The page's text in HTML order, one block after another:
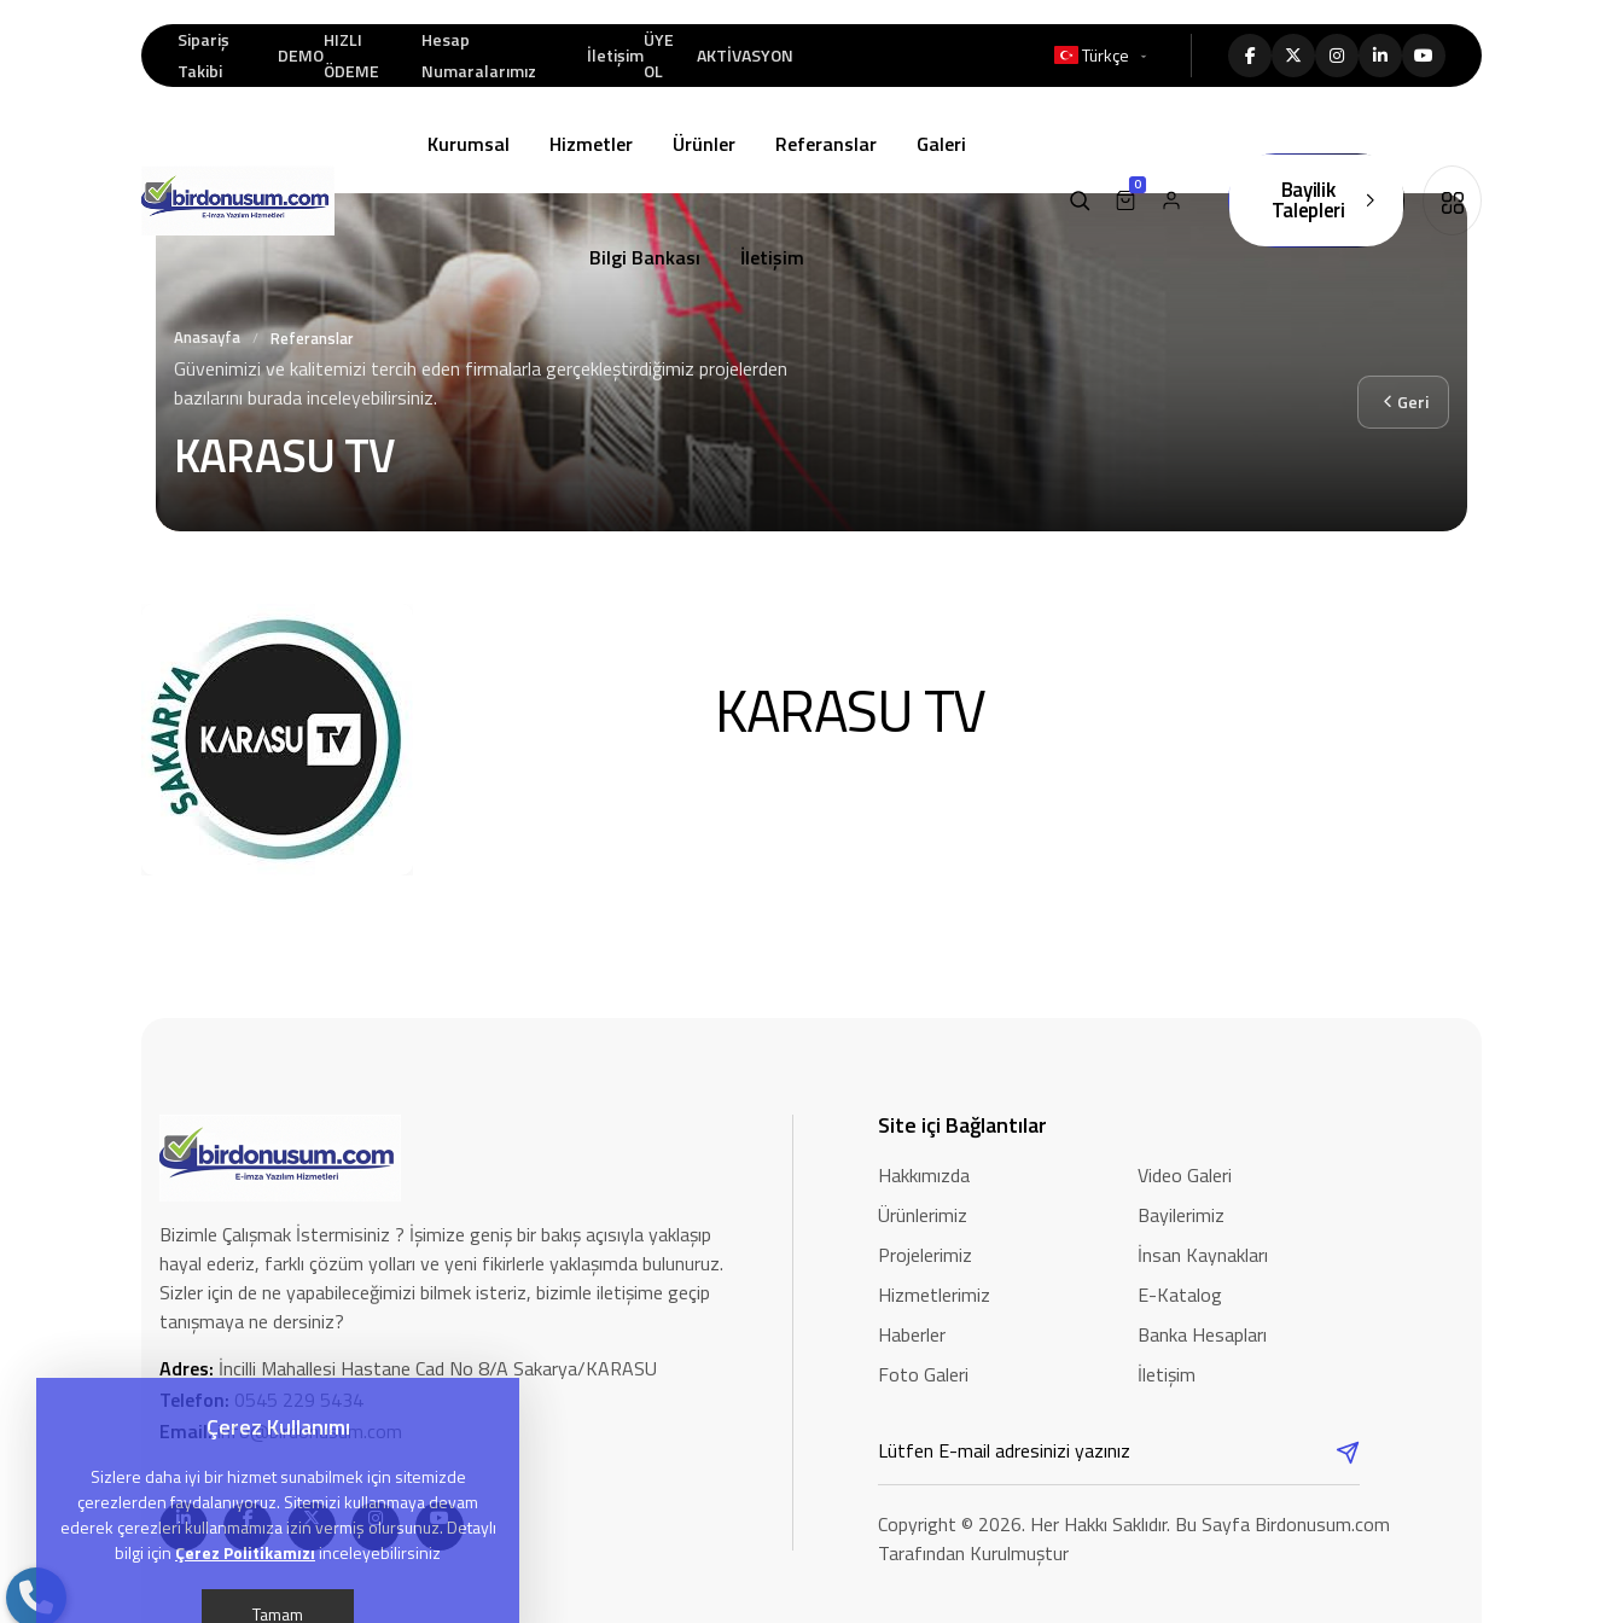
Sipariş
Takibi
DEMO
HIZLI
ÖDEME
Hesap
Numaralarımız
İletişim
ÜYE
OL
AKTİVASYON Türkçe
Kurumsal Hizmetler Ürünler Referanslar Galeri
Bilgi Bankası İletişim
0 Bayilik
Talepleri
KARASU TV
Güvenimizi ve kalitemizi tercih eden firmalarla gerçekleştirdiğimiz projelerden
bazılarını burada inceleyebilirsiniz.
Anasayfa / Referanslar
Geri
KARASU TV
Bizimle Çalışmak İstermisiniz ? İşimize geniş bir bakış açısıyla yaklaşıp
hayal ederiz, farklı çözüm yolları ve yeni fikirlerle yaklaşımda bulunuruz.
Sizler için de ne yapabileceğimizi bilmek isteriz, bizimle iletişime geçip
tanışmaya ne dersiniz?
Adres: İncilli Mahallesi Hastane Cad No 8/A Sakarya/KARASU
Telefon: 0545 229 5434
Email:info@birdonusum.com
Site içi Bağlantılar
Hakkımızda
Ürünlerimiz
Projelerimiz
Hizmetlerimiz
Haberler
Foto Galeri
Video Galeri
Bayilerimiz
İnsan Kaynakları
E-Katalog
Banka Hesapları
İletişim
Copyright © 2026. Her Hakkı Saklıdır. Bu Sayfa Birdonusum.com
Tarafından Kurulmuştur
Çerez Kullanımı
Sizlere daha iyi bir hizmet sunabilmek için sitemizde
çerezlerden faydalanıyoruz. Sitemizi kullanmaya devam
ederek çerezleri kullanmamıza izin vermiş olursunuz. Detaylı
bilgi içinÇerez Politikamızıinceleyebilirsiniz
Tamam